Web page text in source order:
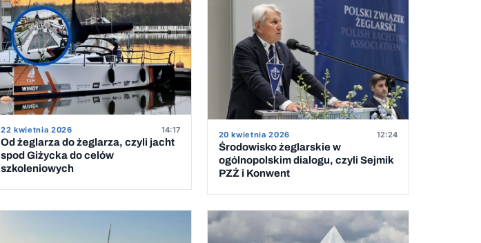
22 kwietnia 2026 14:17
Od żeglarza do żeglarza, czyli jacht
spod Giżycka do celów
szkoleniowych
20 kwietnia 2026 12:24
Środowisko żeglarskie w
ogólnopolskim dialogu, czyli Sejmik
PZŻ i Konwent